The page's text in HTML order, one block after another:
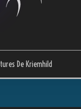
De Kriemhild